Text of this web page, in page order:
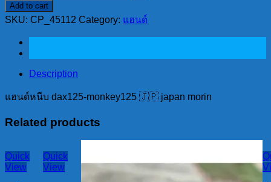
หนีบ
dax125-
🇯🇵
japan
quantity
Add to cart
SKU: CP_45112 Category: แฮนด์
Description
แฮนด์หนีบ dax125-monkey125 🇯🇵 japan morin
Related products
Quick
View
Quick
View